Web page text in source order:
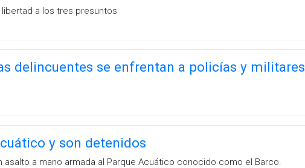
a los tres presuntos
delincuentes se enfrentan a policías y militares
y son detenidos
a mano armada al Parque Acuático conocido como el Barco.